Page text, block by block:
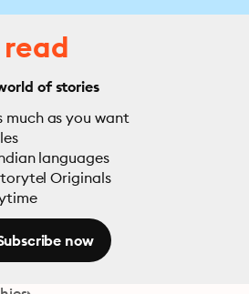
of stories
much as you want
languages
Originals
now